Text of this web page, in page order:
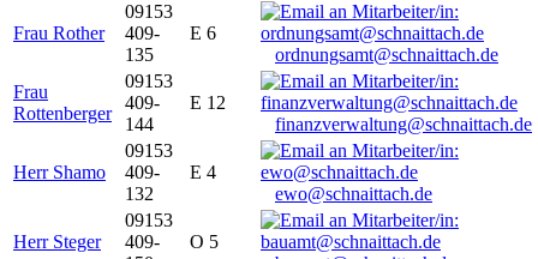
Frau Rother
09153
409-
135
E 6
ordnungsamt@schnaittach.de
Frau
Rottenberger
09153
409-
144
E 12
finanzverwaltung@schnaittach.de
Herr Shamo
09153
409-
132
E 4
ewo@schnaittach.de
Herr Steger
09153
409-
O 5